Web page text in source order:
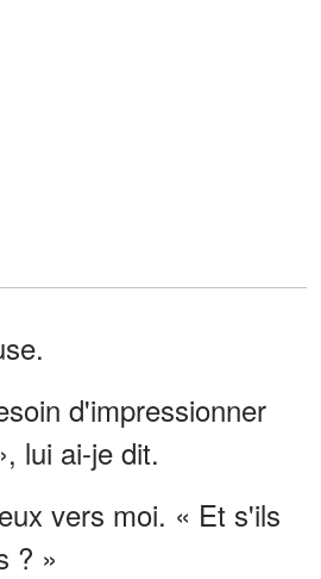
d'impressionner
lui ai-je dit.
vers moi. « Et s'ils
? »